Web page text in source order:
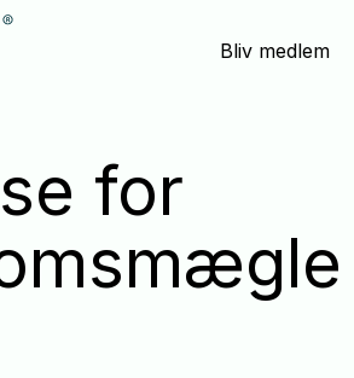
Bliv medlem
for